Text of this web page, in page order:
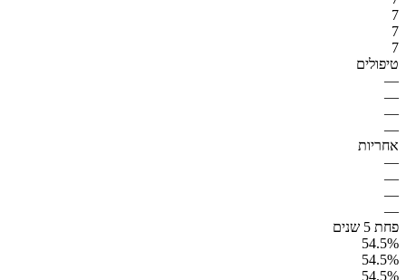
7
7
7
טיפולים
—
—
—
—
אחריות
—
—
—
—
פחת 5 שנים
54.5%
54.5%
54.5%